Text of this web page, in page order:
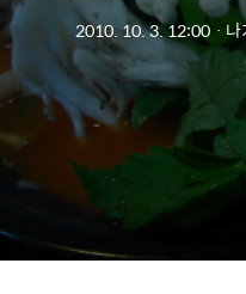
2010. 10. 3. 12:00 ㆍ